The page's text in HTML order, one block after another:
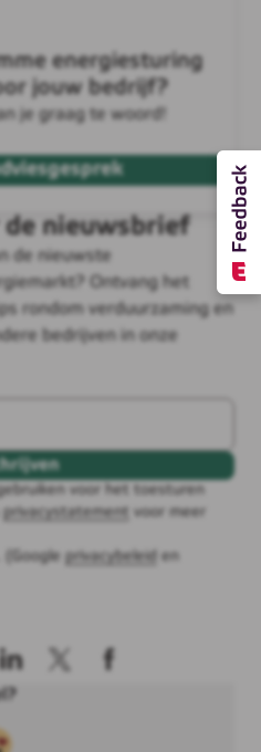
energiesturing
jouw bedrijf?
je graag te woord!
de nieuwsbrief
de nieuwste
Ontvang het
rondom verduurzaming en
bedrijven in onze
voor het toesturen
privacystatement
voor meer
(Google privacybeleid
en